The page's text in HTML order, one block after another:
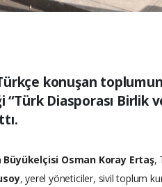
konuşan
“Türk Diasporası Birlik
Osman Koray Ertaş,
, yerel yöneticiler, sivil toplum